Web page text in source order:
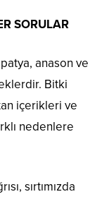
SORULAR
anason ve
Bitki
içerikleri ve
nedenlere
sırtımızda